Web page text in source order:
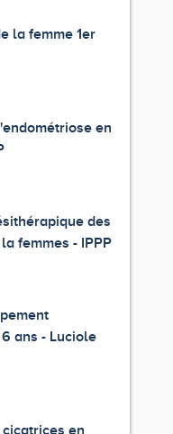
la femme 1er
en
des
femmes - IPPP
ans - Luciole
en